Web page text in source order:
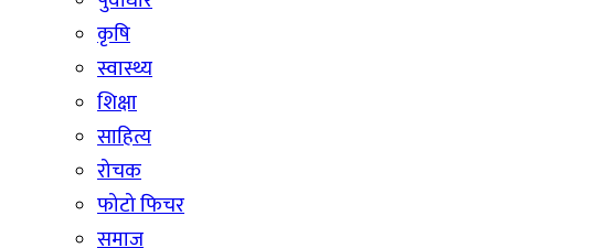
कृषि
स्वास्थ्य
शिक्षा
साहित्य
रोचक
फोटो फिचर
समाज